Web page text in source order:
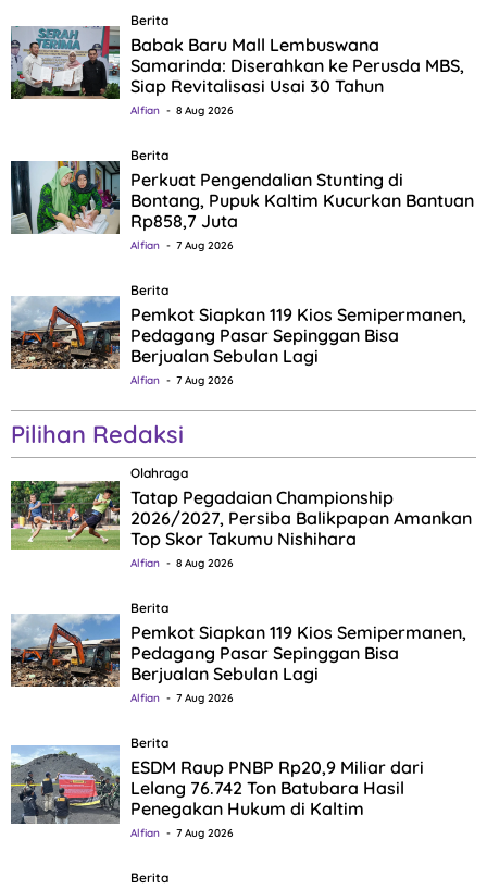
Berita
Babak Baru Mall Lembuswana
Samarinda: Diserahkan ke Perusda MBS,
Siap Revitalisasi Usai 30 Tahun
Alfian 8 Aug 2026
Berita
Perkuat Pengendalian Stunting di
Bontang, Pupuk Kaltim Kucurkan Bantuan
Rp858,7 Juta
Alfian 7 Aug 2026
Berita
Pemkot Siapkan 119 Kios Semipermanen,
Pedagang Pasar Sepinggan Bisa
Berjualan Sebulan Lagi
Alfian 7 Aug 2026
Pilihan Redaksi
Olahraga
Tatap Pegadaian Championship
2026/2027, Persiba Balikpapan Amankan
Top Skor Takumu Nishihara
Alfian 8 Aug 2026
Berita
Pemkot Siapkan 119 Kios Semipermanen,
Pedagang Pasar Sepinggan Bisa
Berjualan Sebulan Lagi
Alfian 7 Aug 2026
Berita
ESDM Raup PNBP Rp20,9 Miliar dari
Lelang 76.742 Ton Batubara Hasil
Penegakan Hukum di Kaltim
Alfian 7 Aug 2026
Berita